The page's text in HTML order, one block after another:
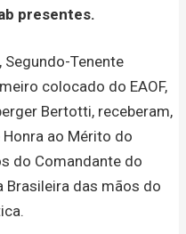
presentes.
Segundo-Tenente
colocado do EAOF,
Bertotti, receberam,
ao Mérito do
do Comandante do
Brasileira das mãos do